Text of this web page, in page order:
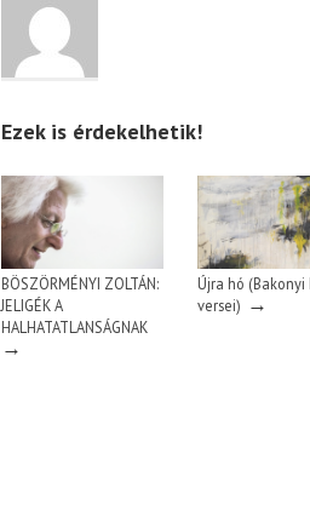
Ezek is érdekelhetik!
BÖSZÖRMÉNYI ZOLTÁN:
JELIGÉK A
HALHATATLANSÁGNAK
→
Újra hó (Bakonyi
versei) →
Káplán Géza: Erotikai kalauz